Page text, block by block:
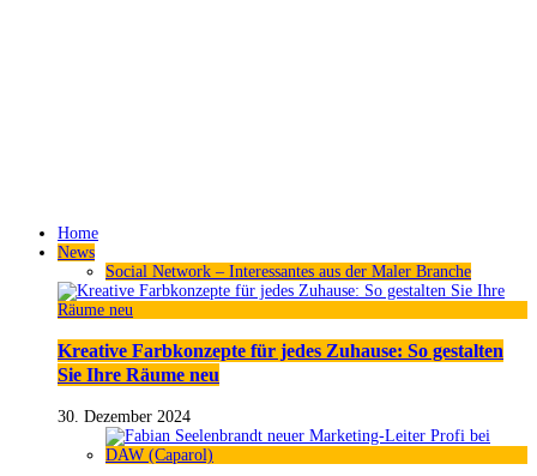
Home
News
Social Network – Interessantes aus der Maler Branche
Kreative Farbkonzepte für jedes Zuhause: So gestalten
Sie Ihre Räume neu
30. Dezember 2024